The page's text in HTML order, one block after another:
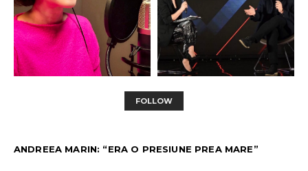
FOLLOW
ANDREEA MARIN: “ERA O PRESIUNE PREA MARE”